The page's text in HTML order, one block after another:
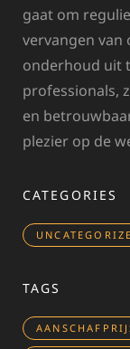
gaat om
vervangen
onderhoud uit
professionals,
en
plezier op de
CATEGORIES
TAGS